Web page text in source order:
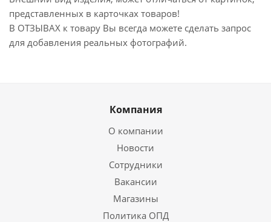
представленных в карточках товаров!
В ОТЗЫВАХ к товару Вы всегда можете сделать запрос
для добавления реальных фотографий.
Компания
О компании
Новости
Сотрудники
Вакансии
Магазины
Политика ОПД